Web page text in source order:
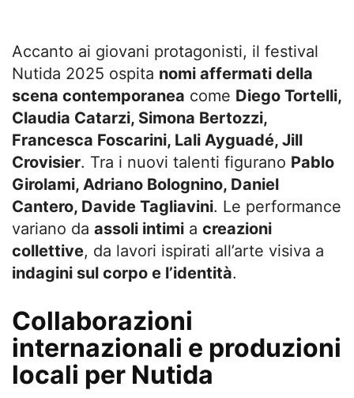
Accanto ai giovani protagonisti, il festival
Nutida 2025 ospita nomi affermati della
scena contemporanea come Diego Tortelli,
Claudia Catarzi, Simona Bertozzi,
Francesca Foscarini, Lali Ayguadé, Jill
Crovisier. Tra i nuovi talenti figurano Pablo
Girolami, Adriano Bolognino, Daniel
Cantero, Davide Tagliavini. Le performance
variano da assoli intimi a creazioni
collettive, da lavori ispirati all’arte visiva a
indagini sul corpo e l’identità.
Collaborazioni
internazionali e produzioni
locali per Nutida